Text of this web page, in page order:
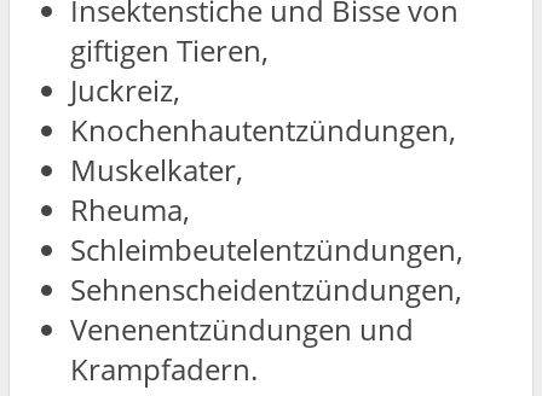
Insektenstiche und Bisse von
giftigen Tieren,
Juckreiz,
Knochenhautentzündungen,
Muskelkater,
Rheuma,
Schleimbeutelentzündungen,
Sehnenscheidentzündungen,
Venenentzündungen und
Krampfadern.